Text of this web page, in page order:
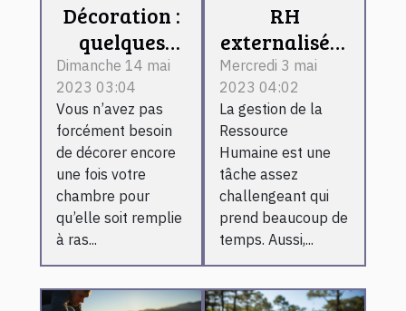
Décoration :
quelques
astuces pour
décorer à
bien votre
chambre
Dimanche 14 mai
2023 03:04
Vous n’avez pas
forcément besoin
de décorer encore
une fois votre
chambre pour
qu’elle soit remplie
à ras...
RH
externalisée :
comment
fonctionne-t-
il ?
Mercredi 3 mai
2023 04:02
La gestion de la
Ressource
Humaine est une
tâche assez
challengeant qui
prend beaucoup de
temps. Aussi,...